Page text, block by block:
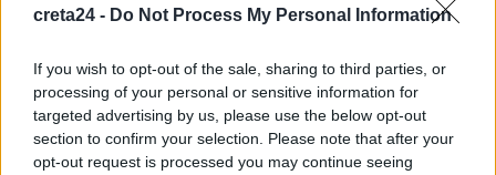
creta24 - Do Not Process My Personal Information
If you wish to opt-out of the sale, sharing to third parties, or
processing of your personal or sensitive information for
targeted advertising by us, please use the below opt-out
section to confirm your selection. Please note that after your
opt-out request is processed you may continue seeing
διαδικασία
Πότε πληρώνονται οι συντάξεις Σεπτεμβρίου
7 Αυγούστου, 2026